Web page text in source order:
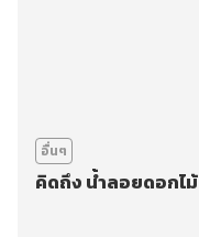
อื่นๆ
คิดถึง น้ำลอยดอกไม้